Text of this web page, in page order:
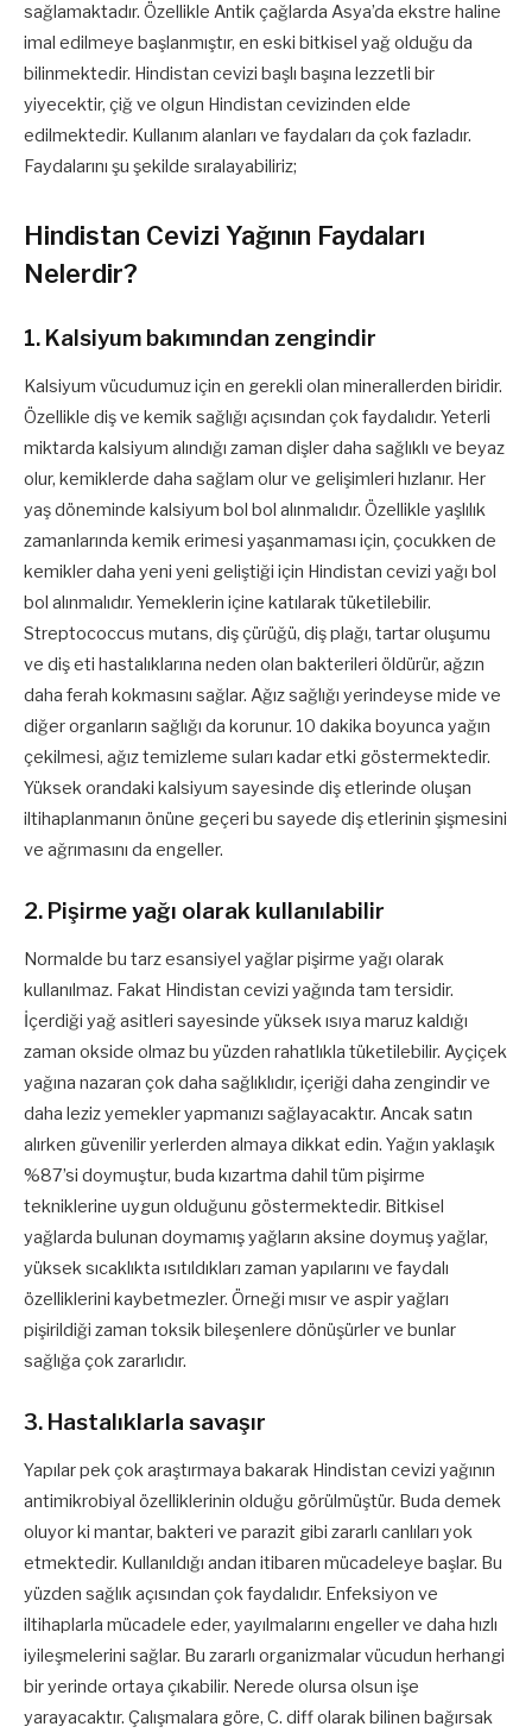
sağlamaktadır. Özellikle Antik çağlarda Asya’da ekstre haline
imal edilmeye başlanmıştır, en eski bitkisel yağ olduğu da
bilinmektedir. Hindistan cevizi başlı başına lezzetli bir
yiyecektir, çiğ ve olgun Hindistan cevizinden elde
edilmektedir. Kullanım alanları ve faydaları da çok fazladır.
Faydalarını şu şekilde sıralayabiliriz;
Hindistan Cevizi Yağının Faydaları
Nelerdir?
1. Kalsiyum bakımından zengindir
Kalsiyum vücudumuz için en gerekli olan minerallerden biridir.
Özellikle diş ve kemik sağlığı açısından çok faydalıdır. Yeterli
miktarda kalsiyum alındığı zaman dişler daha sağlıklı ve beyaz
olur, kemiklerde daha sağlam olur ve gelişimleri hızlanır. Her
yaş döneminde kalsiyum bol bol alınmalıdır. Özellikle yaşlılık
zamanlarında kemik erimesi yaşanmaması için, çocukken de
kemikler daha yeni yeni geliştiği için Hindistan cevizi yağı bol
bol alınmalıdır. Yemeklerin içine katılarak tüketilebilir.
Streptococcus mutans, diş çürüğü, diş plağı, tartar oluşumu
ve diş eti hastalıklarına neden olan bakterileri öldürür, ağzın
daha ferah kokmasını sağlar. Ağız sağlığı yerindeyse mide ve
diğer organların sağlığı da korunur. 10 dakika boyunca yağın
çekilmesi, ağız temizleme suları kadar etki göstermektedir.
Yüksek orandaki kalsiyum sayesinde diş etlerinde oluşan
iltihaplanmanın önüne geçeri bu sayede diş etlerinin şişmesini
ve ağrımasını da engeller.
2. Pişirme yağı olarak kullanılabilir
Normalde bu tarz esansiyel yağlar pişirme yağı olarak
kullanılmaz. Fakat Hindistan cevizi yağında tam tersidir.
İçerdiği yağ asitleri sayesinde yüksek ısıya maruz kaldığı
zaman okside olmaz bu yüzden rahatlıkla tüketilebilir. Ayçiçek
yağına nazaran çok daha sağlıklıdır, içeriği daha zengindir ve
daha leziz yemekler yapmanızı sağlayacaktır. Ancak satın
alırken güvenilir yerlerden almaya dikkat edin. Yağın yaklaşık
%87’si doymuştur, buda kızartma dahil tüm pişirme
tekniklerine uygun olduğunu göstermektedir. Bitkisel
yağlarda bulunan doymamış yağların aksine doymuş yağlar,
yüksek sıcaklıkta ısıtıldıkları zaman yapılarını ve faydalı
özelliklerini kaybetmezler. Örneği mısır ve aspir yağları
pişirildiği zaman toksik bileşenlere dönüşürler ve bunlar
sağlığa çok zararlıdır.
3. Hastalıklarla savaşır
Yapılar pek çok araştırmaya bakarak Hindistan cevizi yağının
antimikrobiyal özelliklerinin olduğu görülmüştür. Buda demek
oluyor ki mantar, bakteri ve parazit gibi zararlı canlıları yok
etmektedir. Kullanıldığı andan itibaren mücadeleye başlar. Bu
yüzden sağlık açısından çok faydalıdır. Enfeksiyon ve
iltihaplarla mücadele eder, yayılmalarını engeller ve daha hızlı
iyileşmelerini sağlar. Bu zararlı organizmalar vücudun herhangi
bir yerinde ortaya çıkabilir. Nerede olursa olsun işe
yarayacaktır. Çalışmalara göre, C. diff olarak bilinen bağırsak